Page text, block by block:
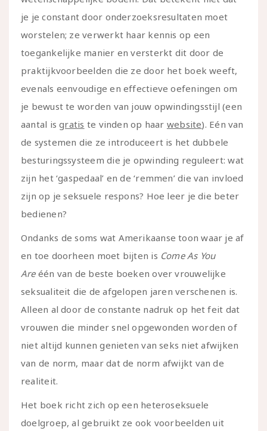
je je constant door onderzoeksresultaten moet
worstelen; ze verwerkt haar kennis op een
toegankelijke manier en versterkt dit door de
praktijkvoorbeelden die ze door het boek weeft,
evenals eenvoudige en effectieve oefeningen om
je bewust te worden van jouw opwindingsstijl (een
aantal isgratis te vinden op haar website). Eén van
de systemen die ze introduceert is het dubbele
besturingssysteem die je opwinding reguleert: wat
zijn het ‘gaspedaal’ en de ‘remmen’ die van invloed
zijn op je seksuele respons? Hoe leer je die beter
bedienen?
Ondanks de soms wat Amerikaanse toon waar je af
en toe doorheen moet bijten is Come As You
Areéén van de beste boeken over vrouwelijke
seksualiteit die de afgelopen jaren verschenen is.
Alleen al door de constante nadruk op het feit dat
vrouwen die minder snel opgewonden worden of
niet altijd kunnen genieten van seks niet afwijken
van de norm, maar dat de norm afwijkt van de
realiteit.
Het boek richt zich op een heteroseksuele
doelgroep, al gebruikt ze ook voorbeelden uit